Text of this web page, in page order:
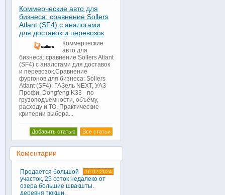
Коммерческие авто для
бизнеса: сравнение Sollers
Atlant (SF4) с аналогами
для доставок и перевозок
Коммерческие
авто для
бизнеса: сравнение Sollers Atlant
(SF4) с аналогами для доставок
и перевозок.Сравнение
фургонов для бизнеса: Sollers
Atlant (SF4), ГАЗель NEXT, УАЗ
Профи, Dongfeng K33 - по
грузоподъёмности, объёму,
расходу и ТО. Практические
критерии выбора...
Все статьи
Добавить статью
Коментарии
16.02.2024
Продается большой
участок, 25 соток недалеко от
озера большие швакшты.
деревня тюкши.